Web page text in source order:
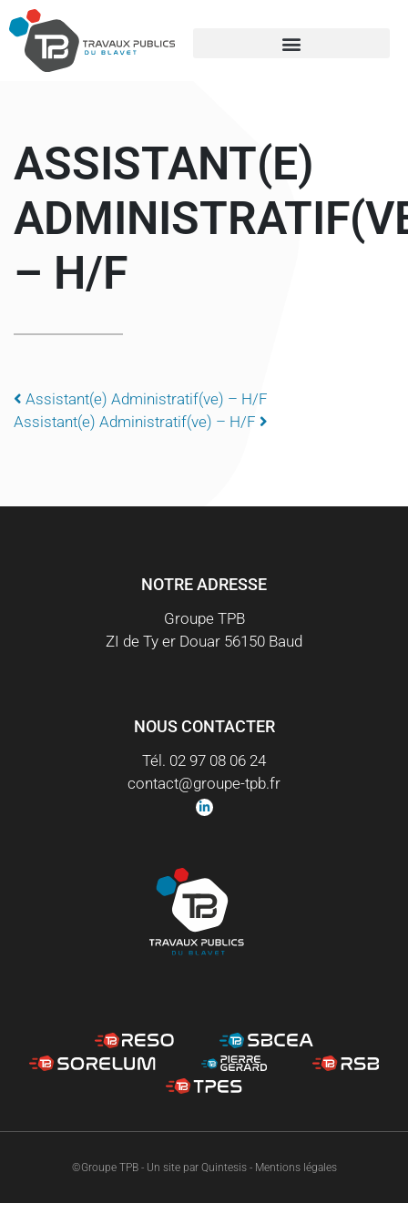
ASSISTANT(E)
– H/F
NAVIGATION
Assistant(e) Administratif(ve) – H/F
Assistant(e) Administratif(ve) – H/F
NOTRE ADRESSE
Groupe TPB
ZI de Ty er Douar 56150 Baud
NOUS CONTACTER
Tél. 02 97 08 06 24
contact@groupe-tpb.fr
©Groupe TPB - Un site par Quintesis- Mentions légales